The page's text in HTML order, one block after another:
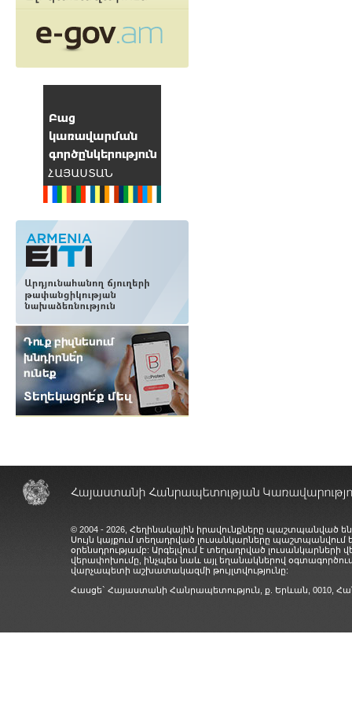
© 2004 - 2026, Հեղինակային իրավունքները պաշտպանված
Սույն կայքում տեղադրված լուսանկարները
օրենսդրությամբ: Արգելվում է տեղադրված
վերափոխումը, ինչպես նաև այլ եղանակներով
վարչապետի աշխատակազմի թույլտվությունը:
Հասցե` Հայաստանի Հանրապետություն, ք. Երևան, 0010,